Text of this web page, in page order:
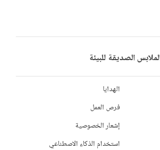
الصديقة للبيئة
الهدايا
فرص العمل
إشعار الخصوصية
استخدام الذكاء الاصطناعي